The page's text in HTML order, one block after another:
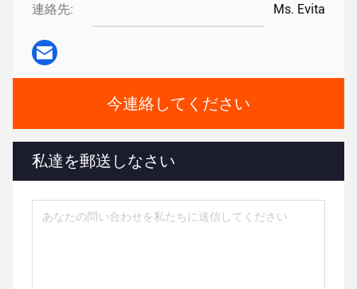
連絡先: Ms. Evita
今連絡してください
私達を郵送しなさい